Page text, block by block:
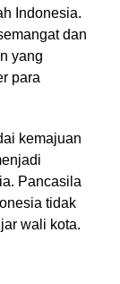
Indonesia.
dan
yang
para
kemajuan
Pancasila
tidak
wali kota.